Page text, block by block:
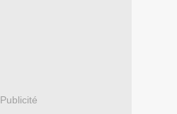
Publicité